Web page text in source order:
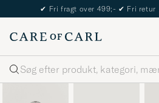
✔ Fri fragt over 499;- ✔ Fri retur
Søg